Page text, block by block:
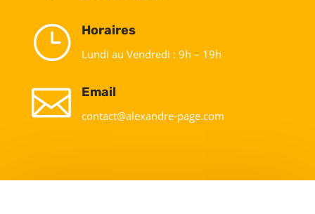
} Horaires
Lundi au Vendredi : 9h – 19h
 Email
contact@alexandre-page.com